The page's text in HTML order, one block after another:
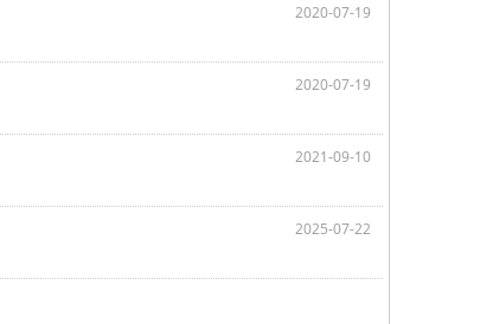
2020-07-19
2020-07-19
2021-09-10
2025-07-22